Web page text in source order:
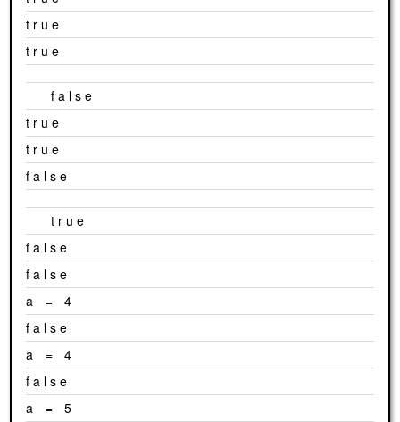
true
true
false
true
true
false
true
false
false
a = 4
false
a = 4
false
a = 5